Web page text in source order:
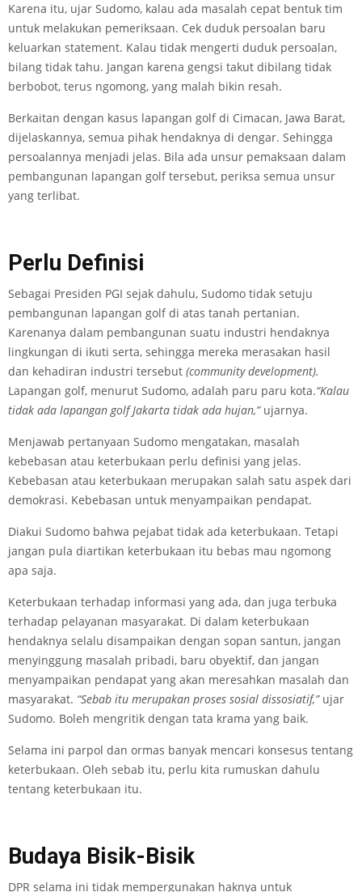
Karena itu, ujar Sudomo, kalau ada masalah cepat bentuk tim
untuk melakukan pemeriksaan. Cek duduk persoalan baru
keluarkan statement. Kalau tidak mengerti duduk persoalan,
bilang tidak tahu. Jangan karena gengsi takut dibilang tidak
berbobot, terus ngomong, yang malah bikin resah.
Berkaitan dengan kasus lapangan golf di Cimacan, Jawa Barat,
dijelaskannya, semua pihak hendaknya di dengar. Sehingga
persoalannya menjadi jelas. Bila ada unsur pemaksaan dalam
pembangunan lapangan golf tersebut, periksa semua unsur
yang terlibat.
Perlu Definisi
Sebagai Presiden PGI sejak dahulu, Sudomo tidak setuju
pembangunan lapangan golf di atas tanah pertanian.
Karenanya dalam pembangunan suatu industri hendaknya
lingkungan di ikuti serta, sehingga mereka merasakan hasil
dan kehadiran industri tersebut (community development).
Lapangan golf, menurut Sudomo, adalah paru­ paru kota.“Kalau
tidak ada lapangan golf Jakarta tidak ada hujan,”ujarnya.
Menjawab pertanyaan Sudomo mengatakan, masalah
kebebasan atau keterbukaan perlu definisi yang jelas.
Kebebasan atau keterbukaan merupakan salah satu aspek dari
demokrasi. Kebebasan untuk menyampaikan pendapat.
Diakui Sudomo bahwa pejabat tidak ada keterbukaan. Tetapi
jangan pula diartikan keterbukaan itu bebas mau ngomong
apa saja.
Keterbukaan terhadap informasi yang ada, dan juga terbuka
terhadap pelayanan masyarakat. Di dalam keterbukaan
hendaknya selalu disampaikan dengan sopan santun, jangan
menyinggung masalah pribadi, baru obyektif, dan jangan
menyampaikan pendapat yang akan meresahkan masalah dan
masyarakat. “Sebab itu merupakan proses sosial dissosiatif,”ujar
Sudomo. Boleh mengritik dengan tata krama yang baik.
Selama ini parpol dan ormas banyak mencari konsesus tentang
keterbukaan. Oleh sebab itu, perlu kita rumuskan dahulu
tentang keterbukaan itu.
Budaya Bisik-Bisik
DPR selama ini tidak mempergunakan haknya untuk